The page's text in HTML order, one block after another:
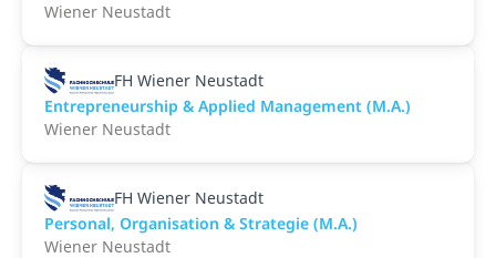
Wiener Neustadt
FH Wiener Neustadt
Entrepreneurship & Applied Management (M.A.)
Wiener Neustadt
FH Wiener Neustadt
Personal, Organisation & Strategie (M.A.)
Wiener Neustadt